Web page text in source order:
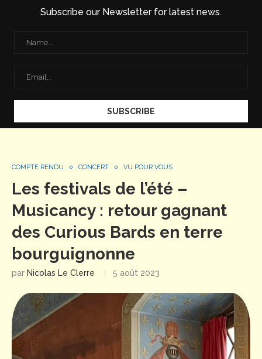
Subscribe our Newsletter for latest news.
COMPTE RENDU CONCERT VU POUR VOUS
Les festivals de l’été –
Musicancy : retour gagnant
des Curious Bards en terre
bourguignonne
par Nicolas Le Clerre 5 août 2023